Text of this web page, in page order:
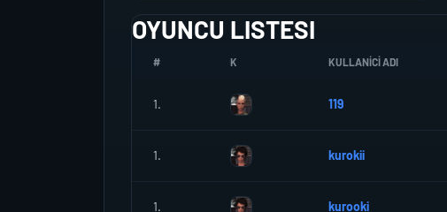
OYUNCU LISTESI
# K KULLANICI ADI
1. 119
1. kurokii
1. kurooki